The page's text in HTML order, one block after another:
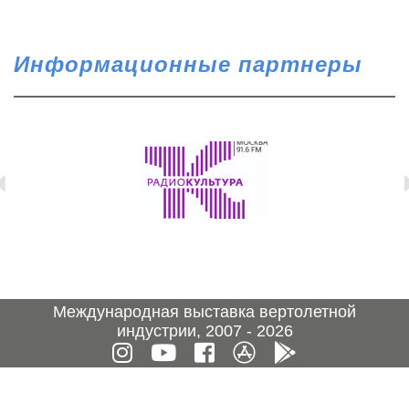
Информационные партнеры
Международная выставка вертолетной
индустрии, 2007 - 2026